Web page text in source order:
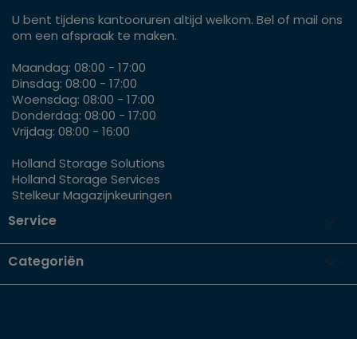
U bent tijdens kantooruren altijd welkom. Bel of mail ons
om een afspraak te maken.
Maandag: 08:00 - 17:00
Dinsdag: 08:00 - 17:00
Woensdag: 08:00 - 17:00
Donderdag: 08:00 - 17:00
Vrijdag: 08:00 - 16:00
Holland Storage Solutions
Holland Storage Services
Stelkeur Magazijnkeuringen
Service 
Categoriën 